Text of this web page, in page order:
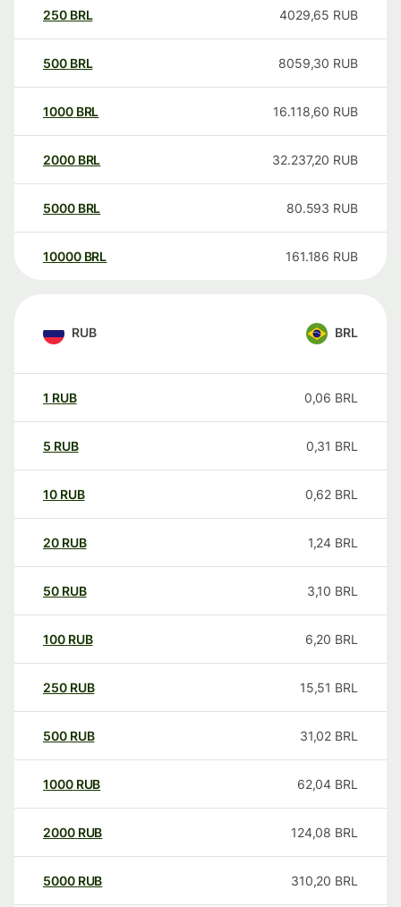
250 BRL 4029,65 RUB
500 BRL 8059,30 RUB
1000 BRL 16.118,60 RUB
2000 BRL 32.237,20 RUB
5000 BRL 80.593 RUB
10000 BRL 161.186 RUB
RUB BRL
1 RUB 0,06 BRL
5 RUB 0,31 BRL
10 RUB 0,62 BRL
20 RUB 1,24 BRL
50 RUB 3,10 BRL
100 RUB 6,20 BRL
250 RUB 15,51 BRL
500 RUB 31,02 BRL
1000 RUB 62,04 BRL
2000 RUB 124,08 BRL
5000 RUB 310,20 BRL